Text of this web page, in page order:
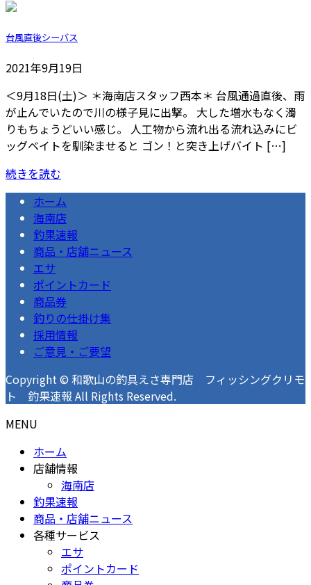
台風直後シーバス
2021年9月19日
＜9月18日(土)＞ ＊海南店スタッフ西本＊ 台風通過直後、雨
が止んでいたので川の様子見に出撃。 大した増水もなく濁
りもちょうどいい感じ。 人工物から流れ出る流れ込みにビ
ッグベイトを馴染ませると ゴン！と突き上げバイト […]
続きを読む
ホーム
海南店
釣果速報
商品・店舗ニュース
エサ
ポイントカード
商品券
釣りの仕掛け集
採用情報
ご意見・ご要望
Copyright © 和歌山の釣具えさ専門店 フィッシングクリモ
ト 釣果速報 All Rights Reserved.
MENU
ホーム
店舗情報
海南店
釣果速報
商品・店舗ニュース
各種サービス
エサ
ポイントカード